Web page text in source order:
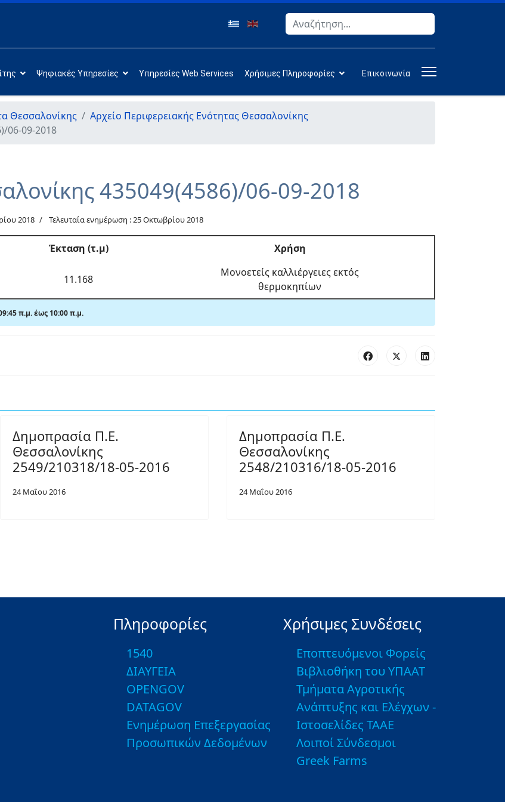
Αναζήτηση
Ψηφιακές Υπηρεσίες Υπηρεσίες Web Services Χρήσιμες Πληροφορίες Επικοινωνία
Θεσσαλονίκης
Αρχείο Περιφερειακής Ενότητας Θεσσαλονίκης
06-09-2018
435049(4586)/06-09-2018
2018 Τελευταία ενημέρωση : 25 Οκτωβρίου 2018
Έκταση (τ.μ) Χρήση
11.168
Μονοετείς καλλιέργειες εκτός
θερμοκηπίων
π.μ.έως 10:00π.μ.
Δημοπρασία Π.Ε.
Θεσσαλονίκης
2549/210318/18-05-2016
24 Μαΐου 2016
Δημοπρασία Π.Ε.
Θεσσαλονίκης
2548/210316/18-05-2016
24 Μαΐου 2016
Πληροφορίες
1540
ΔΙΑΥΓΕΙΑ
OPENGOV
DATAGOV
Ενημέρωση Επεξεργασίας
Προσωπικών Δεδομένων
Χρήσιμες Συνδέσεις
Εποπτευόμενοι Φορείς
Βιβλιοθήκη του ΥΠΑΑΤ
Τμήματα Αγροτικής
Ανάπτυξης και Ελέγχων -
Ιστοσελίδες ΤΑΑΕ
Λοιποί Σύνδεσμοι
Greek Farms